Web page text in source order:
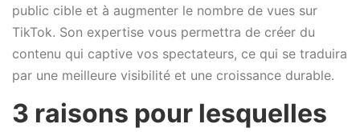
public cible et à augmenter le nombre de vues sur
TikTok. Son expertise vous permettra de créer du
contenu qui captive vos spectateurs, ce qui se traduira
par une meilleure visibilité et une croissance durable.
3 raisons pour lesquelles